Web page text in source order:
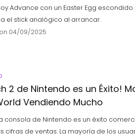
Advance con un Easter Egg escondido.
el stick analógico al arrancar.
04/09/2025
2 de Nintendo es un Éxito!
Vendiendo Mucho
consola de Nintendo es un éxito
cifras de ventas. La mayoría de los